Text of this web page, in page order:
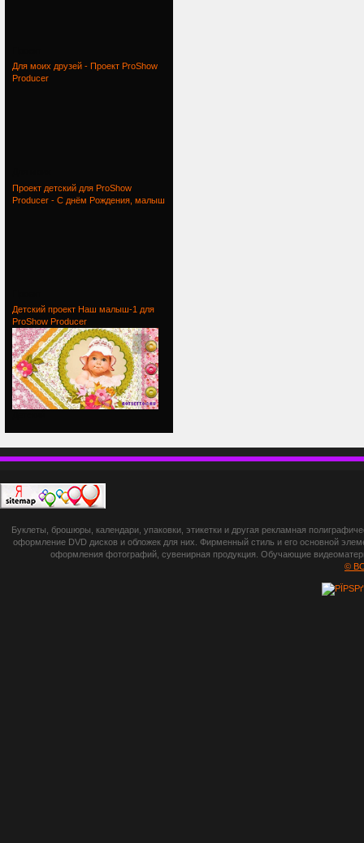
Для моих друзей - Проект ProShow
Producer
Проект детский для ProShow
Producer - С днём Рождения, малыш
Детский проект Наш малыш-1 для
ProShow Producer
botsetto.ru -
photoshop,
шрифты,
Буклеты, брошюры, календари, упаковки, этикетки и другая рекламная
оформление DVD дисков и обложек для них. Фирменный стиль и его основной
оформления фотографий, сувенирная продукция. Обучающие
©